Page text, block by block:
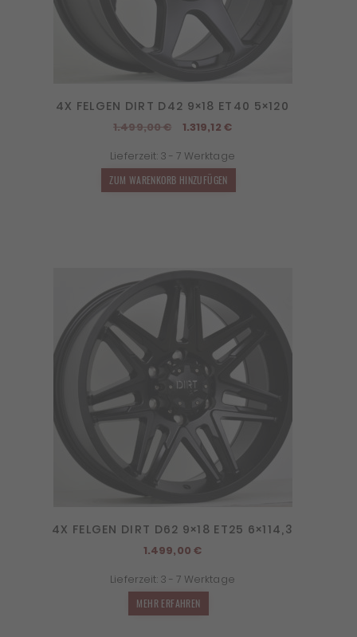
4X FELGEN DIRT D42 9×18 ET40 5×120
1.499,00€
Ursprünglicher
war:
1.499,00 €
1.319,12 €Aktueller
ist:
Lieferzeit: 3 - 7 Werktage
ZUM WARENKORB HINZUFÜGEN
4X FELGEN DIRT D62 9×18 ET25 6×114,3
1.499,00€
Lieferzeit: 3 - 7 Werktage
MEHR ERFAHREN